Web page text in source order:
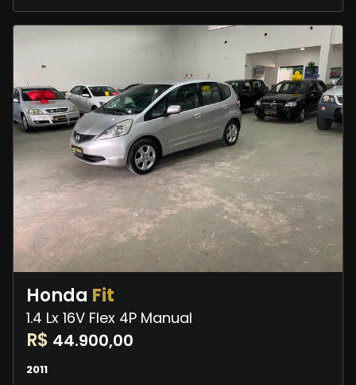
Honda Fit
1.4 Lx 16V Flex 4P Manual
R$ 44.900,00
2011